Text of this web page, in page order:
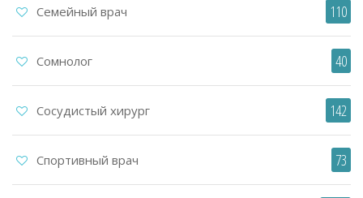
Семейный врач 110
Сомнолог 40
Сосудистый хирург 142
Спортивный врач 73